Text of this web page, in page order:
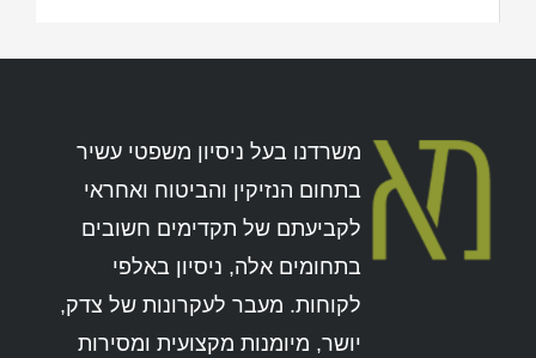
משרדנו בעל ניסיון משפטי עשיר
בתחום הנזיקין והביטוח ואחראי
לקביעתם של תקדימים חשובים
בתחומים אלה, ניסיון באלפי
לקוחות. מעבר לעקרונות של צדק,
יושר, מיומנות מקצועית ומסירות